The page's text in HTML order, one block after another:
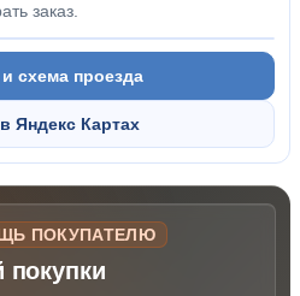
заказ.
схема проезда
Яндекс Картах
ПОКУПАТЕЛЮ
покупки